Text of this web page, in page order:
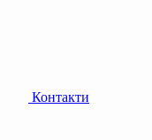
Контакти